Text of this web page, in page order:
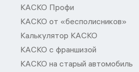
КАСКО Профи
КАСКО от «бесполисников»
Калькулятор КАСКО
КАСКО с франшизой
КАСКО на старый автомобиль